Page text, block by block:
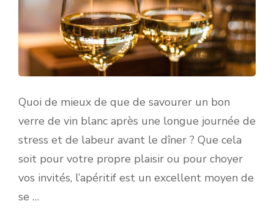
Quoi de mieux de que de savourer un bon
verre de vin blanc après une longue journée de
stress et de labeur avant le dîner ? Que cela
soit pour votre propre plaisir ou pour choyer
vos invités, l’apéritif est un excellent moyen de
se …